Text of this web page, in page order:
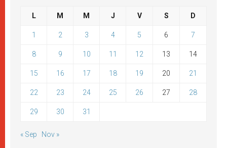
L M M J V S D
1 2 3 4 5 6 7
8 9 10 11 12 13 14
15 16 17 18 19 20 21
22 23 24 25 26 27 28
29 30 31
« Sep Nov »